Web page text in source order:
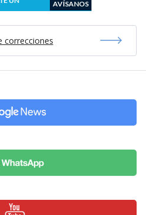
AVÍSANOS
correcciones